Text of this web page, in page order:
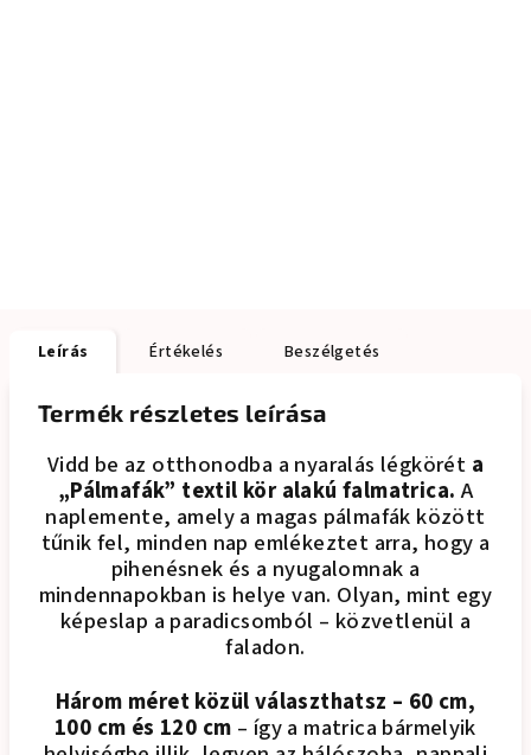
Leírás Értékelés Beszélgetés
Termék részletes leírása
Vidd be az otthonodba a nyaralás légkörét a
„Pálmafák” textil kör alakú falmatrica.A
naplemente, amely a magas pálmafák között
tűnik fel, minden nap emlékeztet arra, hogy a
pihenésnek és a nyugalomnak a
mindennapokban is helye van. Olyan, mint egy
képeslap a paradicsomból – közvetlenül a
faladon.
Három méret közül választhatsz – 60 cm,
100 cm és 120 cm – így a matrica bármelyik